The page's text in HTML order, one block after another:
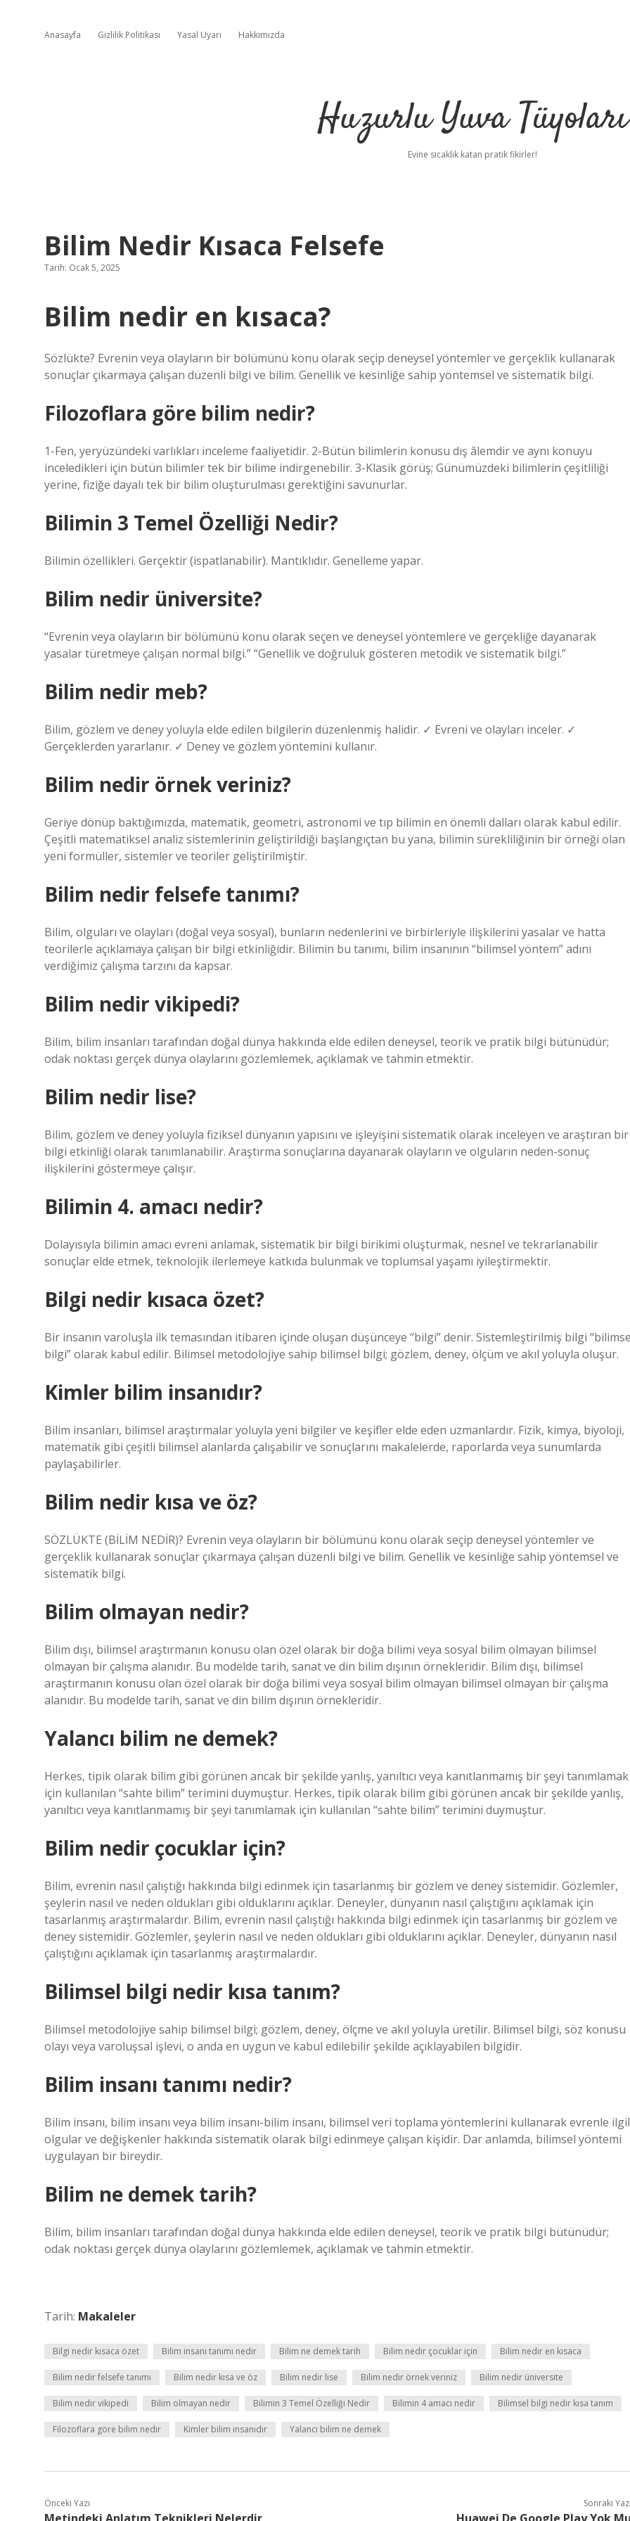
Anasayfa Gizlilik Politikası Yasal Uyarı Hakkımızda
Huzurlu Yuva Tüyoları
Evine sıcaklık katan pratik fikirler!
Bilim Nedir Kısaca Felsefe
Tarih: Ocak 5, 2025
Bilim nedir en kısaca?
Sözlükte? Evrenin veya olayların bir bölümünü konu olarak seçip deneysel yöntemler ve gerçeklik kullanarak
sonuçlar çıkarmaya çalışan düzenli bilgi ve bilim. Genellik ve kesinliğe sahip yöntemsel ve sistematik bilgi.
Filozoflara göre bilim nedir?
1-Fen, yeryüzündeki varlıkları inceleme faaliyetidir. 2-Bütün bilimlerin konusu dış âlemdir ve aynı konuyu
inceledikleri için bütün bilimler tek bir bilime indirgenebilir. 3-Klasik görüş; Günümüzdeki bilimlerin çeşitliliği
yerine, fiziğe dayalı tek bir bilim oluşturulması gerektiğini savunurlar.
Bilimin 3 Temel Özelliği Nedir?
Bilimin özellikleri. Gerçektir (ispatlanabilir). Mantıklıdır. Genelleme yapar.
Bilim nedir üniversite?
“Evrenin veya olayların bir bölümünü konu olarak seçen ve deneysel yöntemlere ve gerçekliğe dayanarak
yasalar türetmeye çalışan normal bilgi.” “Genellik ve doğruluk gösteren metodik ve sistematik bilgi.”
Bilim nedir meb?
Bilim, gözlem ve deney yoluyla elde edilen bilgilerin düzenlenmiş halidir. ✓ Evreni ve olayları inceler. ✓
Gerçeklerden yararlanır. ✓ Deney ve gözlem yöntemini kullanır.
Bilim nedir örnek veriniz?
Geriye dönüp baktığımızda, matematik, geometri, astronomi ve tıp bilimin en önemli dalları olarak kabul edilir.
Çeşitli matematiksel analiz sistemlerinin geliştirildiği başlangıçtan bu yana, bilimin sürekliliğinin bir örneği olan
yeni formüller, sistemler ve teoriler geliştirilmiştir.
Bilim nedir felsefe tanımı?
Bilim, olguları ve olayları (doğal veya sosyal), bunların nedenlerini ve birbirleriyle ilişkilerini yasalar ve hatta
teorilerle açıklamaya çalışan bir bilgi etkinliğidir. Bilimin bu tanımı, bilim insanının “bilimsel yöntem” adını
verdiğimiz çalışma tarzını da kapsar.
Bilim nedir vikipedi?
Bilim, bilim insanları tarafından doğal dünya hakkında elde edilen deneysel, teorik ve pratik bilgi bütünüdür;
odak noktası gerçek dünya olaylarını gözlemlemek, açıklamak ve tahmin etmektir.
Bilim nedir lise?
Bilim, gözlem ve deney yoluyla fiziksel dünyanın yapısını ve işleyişini sistematik olarak inceleyen ve araştıran bir
bilgi etkinliği olarak tanımlanabilir. Araştırma sonuçlarına dayanarak olayların ve olguların neden-sonuç
ilişkilerini göstermeye çalışır.
Bilimin 4. amacı nedir?
Dolayısıyla bilimin amacı evreni anlamak, sistematik bir bilgi birikimi oluşturmak, nesnel ve tekrarlanabilir
sonuçlar elde etmek, teknolojik ilerlemeye katkıda bulunmak ve toplumsal yaşamı iyileştirmektir.
Bilgi nedir kısaca özet?
Bir insanın varoluşla ilk temasından itibaren içinde oluşan düşünceye “bilgi” denir. Sistemleştirilmiş bilgi
bilgi” olarak kabul edilir. Bilimsel metodolojiye sahip bilimsel bilgi; gözlem, deney, ölçüm ve akıl yoluyla oluşur.
Kimler bilim insanıdır?
Bilim insanları, bilimsel araştırmalar yoluyla yeni bilgiler ve keşifler elde eden uzmanlardır. Fizik, kimya, biyoloji,
matematik gibi çeşitli bilimsel alanlarda çalışabilir ve sonuçlarını makalelerde, raporlarda veya sunumlarda
paylaşabilirler.
Bilim nedir kısa ve öz?
SÖZLÜKTE (BİLİM NEDİR)? Evrenin veya olayların bir bölümünü konu olarak seçip deneysel yöntemler ve
gerçeklik kullanarak sonuçlar çıkarmaya çalışan düzenli bilgi ve bilim. Genellik ve kesinliğe sahip yöntemsel ve
sistematik bilgi.
Bilim olmayan nedir?
Bilim dışı, bilimsel araştırmanın konusu olan özel olarak bir doğa bilimi veya sosyal bilim olmayan bilimsel
olmayan bir çalışma alanıdır. Bu modelde tarih, sanat ve din bilim dışının örnekleridir. Bilim dışı, bilimsel
araştırmanın konusu olan özel olarak bir doğa bilimi veya sosyal bilim olmayan bilimsel olmayan bir çalışma
alanıdır. Bu modelde tarih, sanat ve din bilim dışının örnekleridir.
Yalancı bilim ne demek?
Herkes, tipik olarak bilim gibi görünen ancak bir şekilde yanlış, yanıltıcı veya kanıtlanmamış bir şeyi tanımlamak
için kullanılan “sahte bilim” terimini duymuştur. Herkes, tipik olarak bilim gibi görünen ancak bir şekilde yanlış,
yanıltıcı veya kanıtlanmamış bir şeyi tanımlamak için kullanılan “sahte bilim” terimini duymuştur.
Bilim nedir çocuklar için?
Bilim, evrenin nasıl çalıştığı hakkında bilgi edinmek için tasarlanmış bir gözlem ve deney sistemidir. Gözlemler,
şeylerin nasıl ve neden oldukları gibi olduklarını açıklar. Deneyler, dünyanın nasıl çalıştığını açıklamak için
tasarlanmış araştırmalardır. Bilim, evrenin nasıl çalıştığı hakkında bilgi edinmek için tasarlanmış bir gözlem ve
deney sistemidir. Gözlemler, şeylerin nasıl ve neden oldukları gibi olduklarını açıklar. Deneyler, dünyanın nasıl
çalıştığını açıklamak için tasarlanmış araştırmalardır.
Bilimsel bilgi nedir kısa tanım?
Bilimsel metodolojiye sahip bilimsel bilgi; gözlem, deney, ölçme ve akıl yoluyla üretilir. Bilimsel bilgi, söz konusu
olayı veya varoluşsal işlevi, o anda en uygun ve kabul edilebilir şekilde açıklayabilen bilgidir.
Bilim insanı tanımı nedir?
Bilim insanı, bilim insanı veya bilim insanı-bilim insanı, bilimsel veri toplama yöntemlerini kullanarak evrenle
olgular ve değişkenler hakkında sistematik olarak bilgi edinmeye çalışan kişidir. Dar anlamda, bilimsel yöntemi
uygulayan bir bireydir.
Bilim ne demek tarih?
Bilim, bilim insanları tarafından doğal dünya hakkında elde edilen deneysel, teorik ve pratik bilgi bütünüdür;
odak noktası gerçek dünya olaylarını gözlemlemek, açıklamak ve tahmin etmektir.
Tarih: Makaleler
Bilgi nedir kısaca özet Bilim insanı tanımı nedir Bilim ne demek tarih Bilim nedir çocuklar için Bilim nedir en kısaca
Bilim nedir felsefe tanımı Bilim nedir kısa ve öz Bilim nedir lise Bilim nedir örnek veriniz Bilim nedir üniversite
Bilim nedir vikipedi Bilim olmayan nedir Bilimin 3 Temel Özelliği Nedir Bilimin 4 amacı nedir Bilimsel bilgi nedir kısa tanım
Filozoflara göre bilim nedir Kimler bilim insanıdır Yalancı bilim ne demek
Önceki Yazı Sonraki